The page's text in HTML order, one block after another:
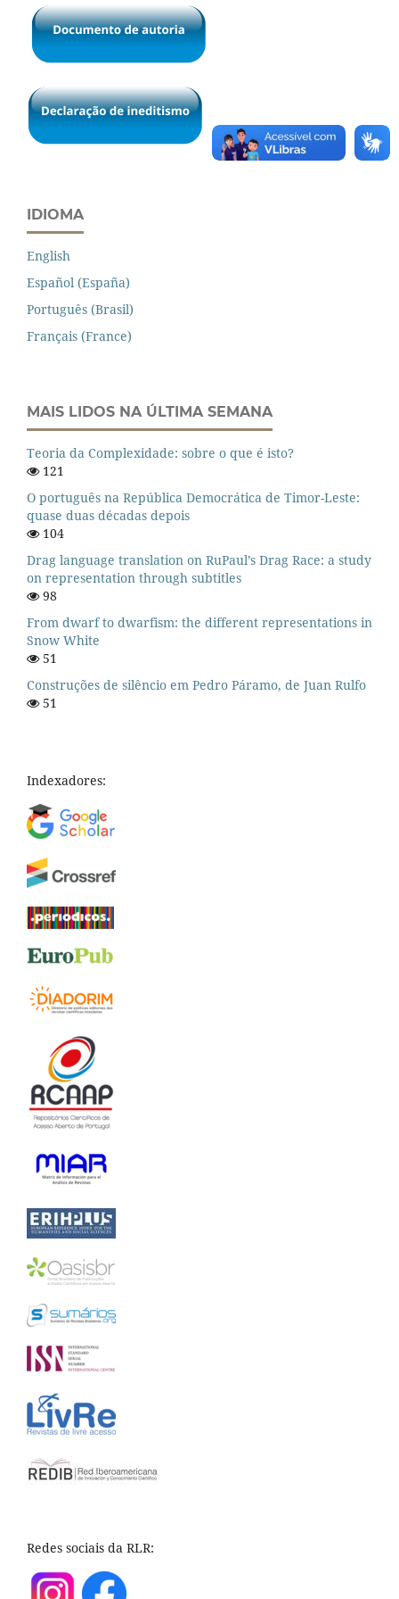
IDIOMA
English
Español (España)
Português (Brasil)
Français (France)
MAIS LIDOS NA ÚLTIMA SEMANA
Teoria da Complexidade: sobre o que é isto?
121
O português na República Democrática de Timor-Leste:
quase duas décadas depois
104
Drag language translation on RuPaul’s Drag Race: a study
on representation through subtitles
98
From dwarf to dwarfism: the different representations in
Snow White
51
Construções de silêncio em Pedro Páramo, de Juan Rulfo
51
Indexadores:
Redes sociais da RLR: